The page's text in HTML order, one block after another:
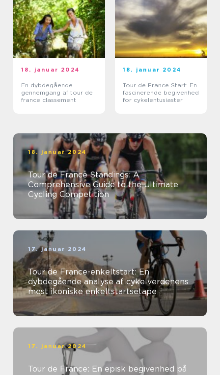
18. januar 2024
En dybdegående
gennemgang af tour de
france classement
18. januar 2024
Tour de France Start: En
fascinerende begivenhed
for cykelentusiaster
18. januar 2024
Tour de France Standings: A
Comprehensive Guide to the Ultimate
Cycling Competition
17. januar 2024
Tour de France-enkeltstart: En
dybdegående analyse af cykelverdenens
mest ikoniske enkeltstartsetape
17. januar 2024
Tour de France: En episk begivenhed på